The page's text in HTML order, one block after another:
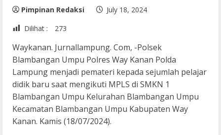
Pimpinan Redaksi
July 18, 2024
Dilihat :
273
Waykanan. Jurnallampung. Com, -Polsek
Blambangan Umpu Polres Way Kanan Polda
Lampung menjadi pemateri kepada sejumlah pelajar
didik baru saat mengikuti MPLS di SMKN 1
Blambangan Umpu Kelurahan Blambangan Umpu
Kecamatan Blambangan Umpu Kabupaten Way
Kanan. Kamis (18/07/2024).